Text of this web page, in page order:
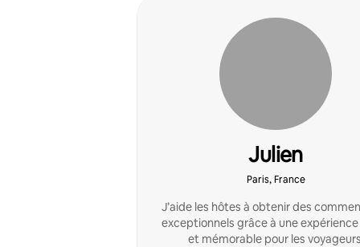
Julien
Paris, France
J’aide les hôtes à obtenir des
exceptionnels grâce à une
et mémorable pour les